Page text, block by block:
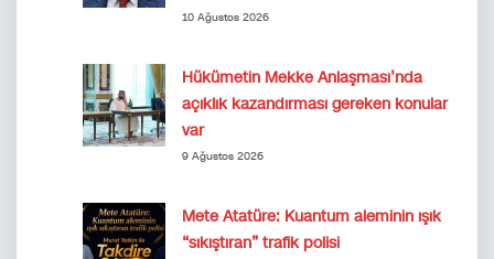
10 Ağustos 2026
Hükümetin Mekke Anlaşması’nda
açıklık kazandırması gereken konular
var
9 Ağustos 2026
Mete Atatüre: Kuantum aleminin ışık
“sıkıştıran” trafik polisi